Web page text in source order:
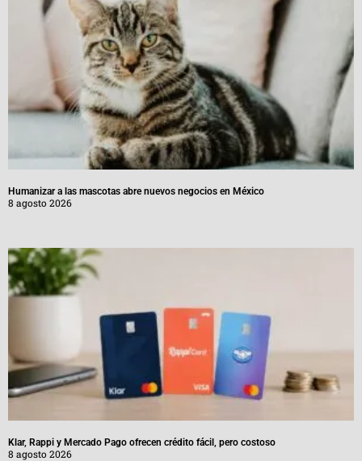
Humanizar a las mascotas abre nuevos negocios en México
8 agosto 2026
Klar, Rappi y Mercado Pago ofrecen crédito fácil, pero costoso
8 agosto 2026